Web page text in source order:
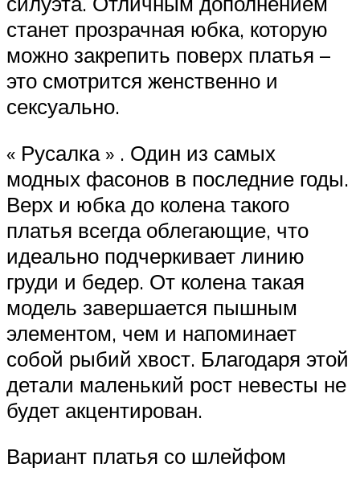
станет прозрачная юбка, которую
можно закрепить поверх платья –
это смотрится женственно и
сексуально.
« Русалка » . Один из самых
модных фасонов в последние годы.
Верх и юбка до колена такого
платья всегда облегающие, что
идеально подчеркивает линию
груди и бедер. От колена такая
модель завершается пышным
элементом, чем и напоминает
собой рыбий хвост. Благодаря этой
детали маленький рост невесты не
будет акцентирован.
Вариант платья со шлейфом